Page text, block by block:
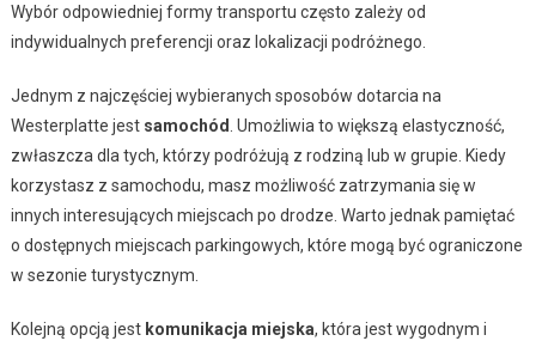
Wybór odpowiedniej formy transportu często zależy od
indywidualnych preferencji oraz lokalizacji podróżnego.
Jednym z najczęściej wybieranych sposobów dotarcia na
Westerplatte jest samochód . Umożliwia to większą elastyczność,
zwłaszcza dla tych, którzy podróżują z rodziną lub w grupie. Kiedy
korzystasz z samochodu, masz możliwość zatrzymania się w
innych interesujących miejscach po drodze. Warto jednak pamiętać
o dostępnych miejscach parkingowych, które mogą być ograniczone
w sezonie turystycznym.
Kolejną opcją jest komunikacja miejska, która jest wygodnym i